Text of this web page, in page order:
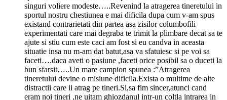
singuri voliere modeste…..Revenind la atragerea tineretului in
sportul nostru chestiunea e mai dificila dupa cum v-am spus
existand contrarietati din partea asa zisilor columbofili
experimentati care mai degraba te trimit la plimbare decat sa te
ajute si stiu cum este caci am fost si eu candva in aceasta
situatie insa nu m-am dat batut,asa va sfatuiesc si pe voi sa
faceti….daca aveti o pasiune ,faceti orice posibil sa o duceti la
bun sfarsit…..Un mare campion spunea :”Atragerea
tineretului devine o misiune dificila.Exista o multime de alte
distractii care ii atrag pe tineri.Si,sa fim sincer,atunci cand
eram noi tineri ,ne uitam ghiozdanul intr-un coltla intrarea in